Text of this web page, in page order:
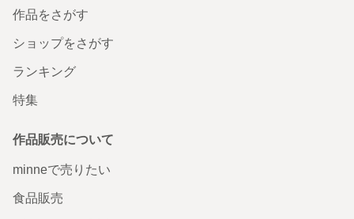
作品をさがす
ショップをさがす
ランキング
特集
作品販売について
minneで売りたい
食品販売